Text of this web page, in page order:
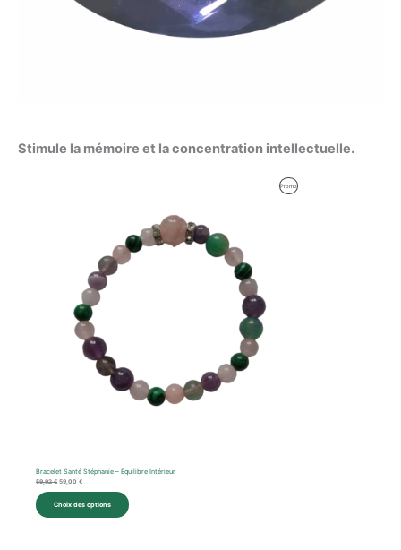
Stimule la mémoire et la concentration intellectuelle.
PromoProduit
Bracelet Santé Stéphanie – Équilibre Intérieur
59,92€ 59,00 €
Choix des options